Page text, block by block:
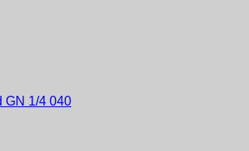
GN 1/4 040